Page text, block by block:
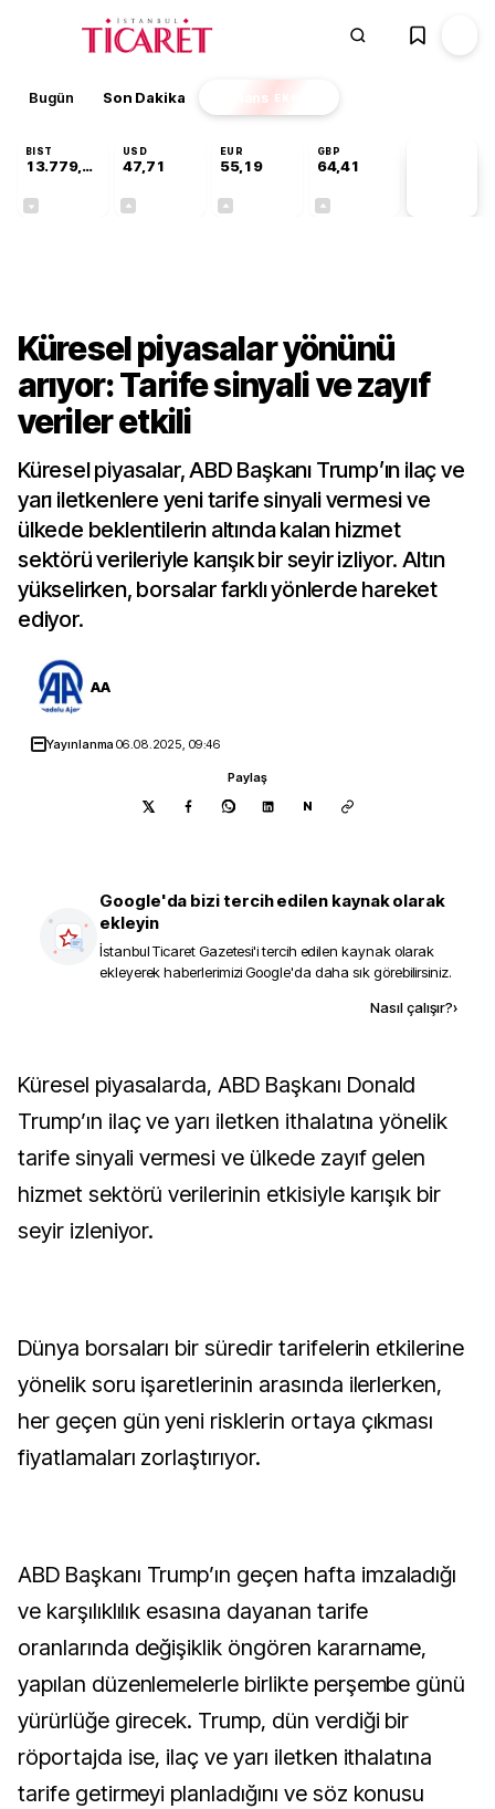
Bugün Son Dakika Finans EKSTRA
BIST
13.779,39
USD
47,71
EUR
55,19
GBP
64,41
Küresel piyasalar yönünü
arıyor: Tarife sinyali ve zayıf
veriler etkili
Küresel piyasalar, ABD Başkanı Trump’ın ilaç ve
yarı iletkenlere yeni tarife sinyali vermesi ve
ülkede beklentilerin altında kalan hizmet
sektörü verileriyle karışık bir seyir izliyor. Altın
yükselirken, borsalar farklı yönlerde hareket
ediyor.
AA
Yayınlanma06.08.2025, 09:46
Paylaş
N
Google'da bizi tercih edilen kaynak olarak
ekleyin
İstanbul Ticaret Gazetesi'i tercih edilen kaynak olarak
ekleyerek haberlerimizi Google'da daha sık görebilirsiniz.
Nasıl çalışır?›
Küresel piyasalarda, ABD Başkanı Donald
Trump’ın ilaç ve yarı iletken ithalatına yönelik
tarife sinyali vermesi ve ülkede zayıf gelen
hizmet sektörü verilerinin etkisiyle karışık bir
seyir izleniyor.
Dünya borsaları bir süredir tarifelerin etkilerine
yönelik soru işaretlerinin arasında ilerlerken,
her geçen gün yeni risklerin ortaya çıkması
fiyatlamaları zorlaştırıyor.
ABD Başkanı Trump’ın geçen hafta imzaladığı
ve karşılıklılık esasına dayanan tarife
oranlarında değişiklik öngören kararname,
yapılan düzenlemelerle birlikte perşembe günü
yürürlüğe girecek. Trump, dün verdiği bir
röportajda ise, ilaç ve yarı iletken ithalatına
tarife getirmeyi planladığını ve söz konusu